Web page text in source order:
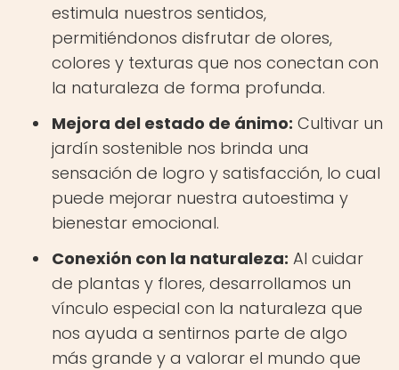
estimula nuestros sentidos,
permitiéndonos disfrutar de olores,
colores y texturas que nos conectan con
la naturaleza de forma profunda.
Mejora del estado de ánimo: Cultivar un
jardín sostenible nos brinda una
sensación de logro y satisfacción, lo cual
puede mejorar nuestra autoestima y
bienestar emocional.
Conexión con la naturaleza: Al cuidar
de plantas y flores, desarrollamos un
vínculo especial con la naturaleza que
nos ayuda a sentirnos parte de algo
más grande y a valorar el mundo que